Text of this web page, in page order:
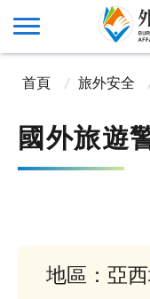
首頁 旅外安全
國外旅遊
地區：亞